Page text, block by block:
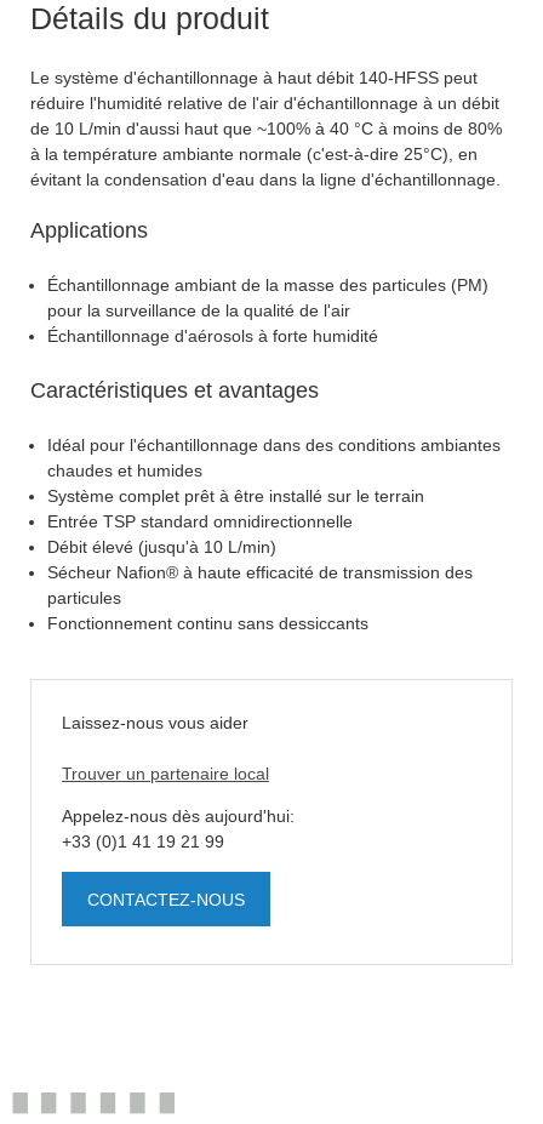
Détails du produit
Le système d'échantillonnage à haut débit 140-HFSS peut
réduire l'humidité relative de l'air d'échantillonnage à un débit
de 10 L/min d'aussi haut que ~100% à 40 °C à moins de 80%
à la température ambiante normale (c'est-à-dire 25°C), en
évitant la condensation d'eau dans la ligne d'échantillonnage.
Applications
Échantillonnage ambiant de la masse des particules (PM)
pour la surveillance de la qualité de l'air
Échantillonnage d'aérosols à forte humidité
Caractéristiques et avantages
Idéal pour l'échantillonnage dans des conditions ambiantes
chaudes et humides
Système complet prêt à être installé sur le terrain
Entrée TSP standard omnidirectionnelle
Débit élevé (jusqu'à 10 L/min)
Sécheur Nafion® à haute efficacité de transmission des
particules
Fonctionnement continu sans dessiccants
Laissez-nous vous aider
Trouver un partenaire local
Appelez-nous dès aujourd'hui:
+33 (0)1 41 19 21 99
CONTACTEZ-NOUS